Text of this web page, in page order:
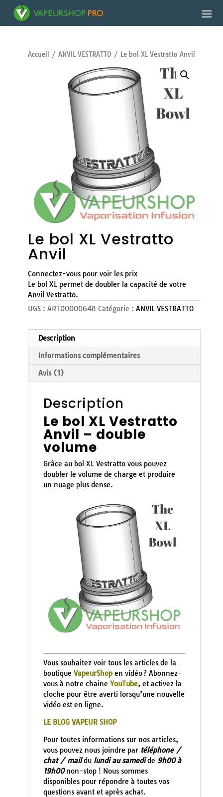
Accueil / ANVIL VESTRATTO / Le bol XL Vestratto Anvil
Le bol XL Vestratto
Anvil
Connectez-vous pour voir les prix
Le bol XL permet de doubler la capacité de votre
Anvil Vestratto.
UGS : ART00000648 Catégorie : ANVIL VESTRATTO
Description
Informations complémentaires
Avis (1)
Description
Le bol XL Vestratto
Anvil – double
volume
Grâce au bol XL Vestratto vous pouvez
doubler le volume de charge et produire
un nuage plus dense.
Vous souhaitez voir tous les articles de la
boutique VapeurShopen vidéo ? Abonnez-
vous à notre chaine YouTube, et activez la
cloche pour être averti lorsqu’une nouvelle
vidéo est en ligne.
LE BLOG VAPEUR SHOP
Pour toutes informations sur nos articles,
vous pouvez nous joindre par téléphone /
chat / maildu lundi au samedide 9h00 à
19h00non-stop ! Nous sommes
disponibles pour répondre à toutes vos
questions avant et après achat.